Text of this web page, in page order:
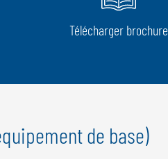
Télécharger brochure
de base)